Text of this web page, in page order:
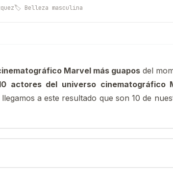
🏷️ Belleza masculina
Marvel más guapos del
actores del universo cinematográfico
a este resultado que son 10 de